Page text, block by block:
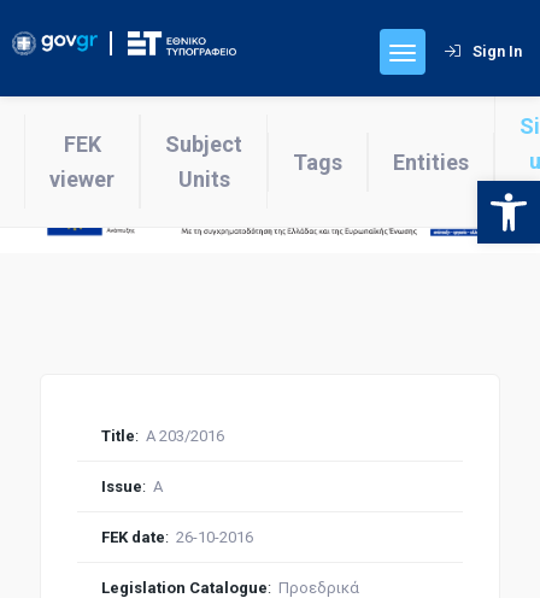
Sign In
FEK
viewer
Subject
Units
Tags Entities
Title: Α 203/2016
Issue: Α
FEK date: 26-10-2016
Legislation Catalogue: Προεδρικά